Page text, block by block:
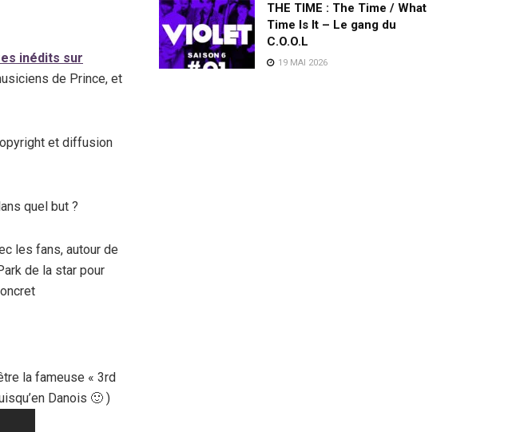
inédits sur
de Prince, et
et diffusion
quel but ?
les fans, autour de
de la star pour
la fameuse « 3rd
Danois 🙂 )
THE TIME : The Time / What
Time Is It – Le gang du
C.O.O.L
19 MAI 2026